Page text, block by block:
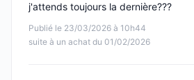
Publié le 23/03/2026 à 10h44
suite à un achat du 01/02/2026
j'attends toujours la dernière???